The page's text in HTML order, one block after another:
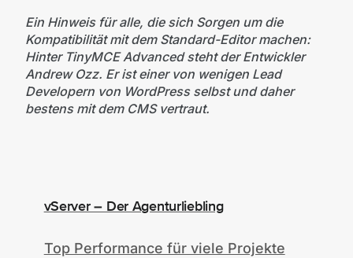
Ein Hinweis für alle, die sich Sorgen um die
Kompatibilität mit dem Standard-Editor machen:
Hinter TinyMCE Advanced steht der Entwickler
Andrew Ozz. Er ist einer von wenigen Lead
Developern von WordPress selbst und daher
bestens mit dem CMS vertraut.
vServer – Der Agenturliebling
Top Performance für viele Projekte